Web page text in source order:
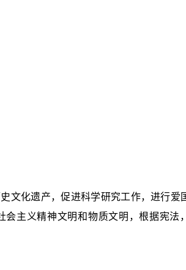
文化遗产，促进科学研究工作，进行爱
主义精神文明和物质文明，根据宪法